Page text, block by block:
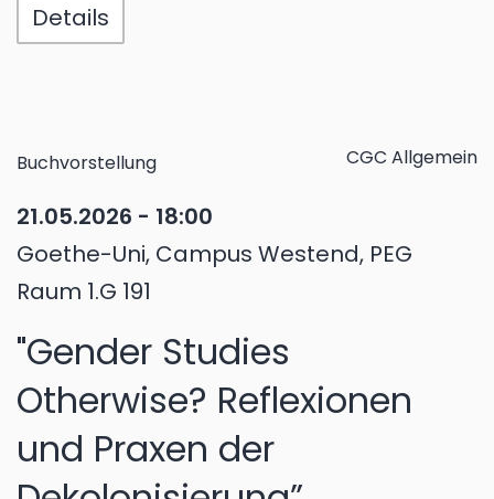
Details
Buchvorstellung CGC Allgemein
21.05.2026 - 18:00
Goethe-Uni, Campus Westend, PEG
Raum 1.G 191
"Gender Studies
Otherwise? Reflexionen
und Praxen der